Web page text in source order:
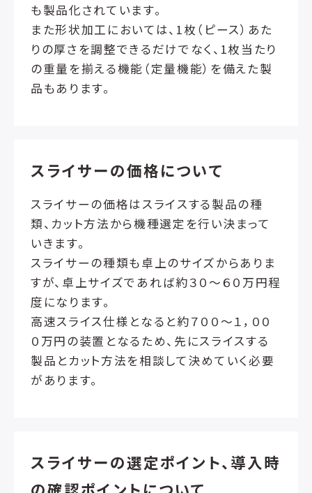
も製品化されています。
また形状加工においては、1枚（ピース）あた
りの厚さを調整できるだけでなく、1枚当たり
の重量を揃える機能（定量機能）を備えた製
品もあります。
スライサーの価格について
スライサーの価格はスライスする製品の種
類、カット方法から機種選定を行い決まって
いきます。
スライサーの種類も卓上のサイズからありま
すが、卓上サイズであれば約３０～６０万円程
度になります。
高速スライス仕様となると約７００～１，００
０万円の装置となるため、先にスライスする
製品とカット方法を相談して決めていく必要
があります。
スライサーの選定ポイント、導入時